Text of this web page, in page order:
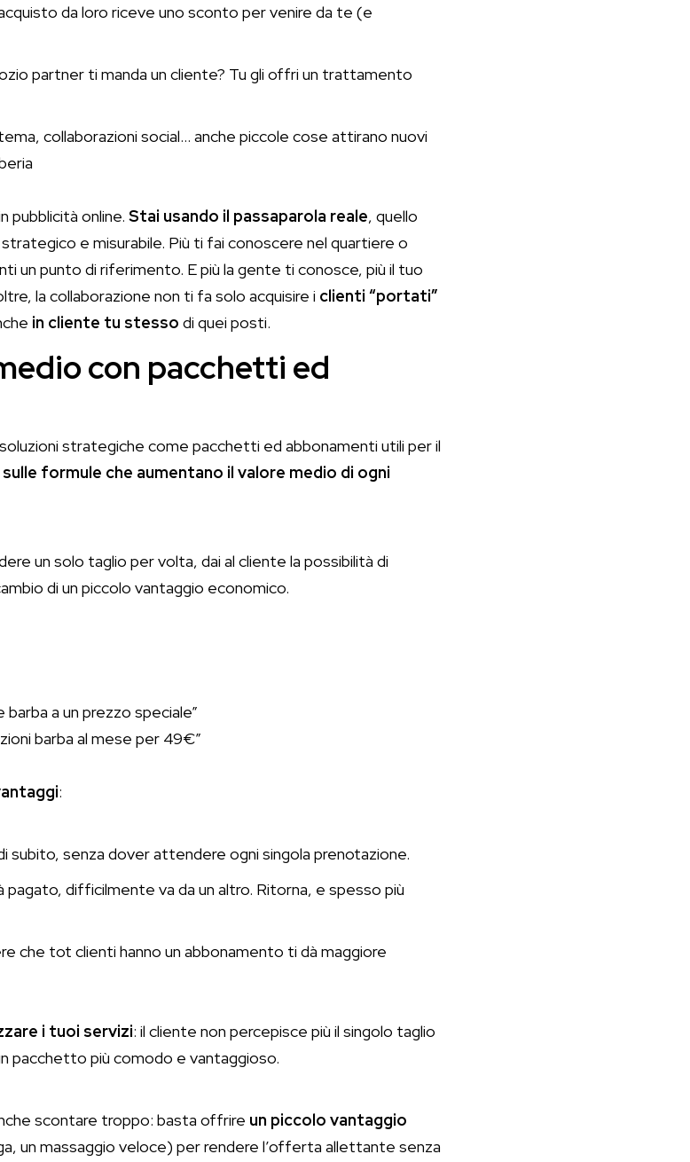
da loro riceve uno sconto per venire da te (e
partner ti manda un cliente? Tu gli offri un trattamento
collaborazioni social… anche piccole cose attirano nuovi
pubblicità online. Stai usando il passaparola reale, quello
e misurabile. Più ti fai conoscere nel quartiere o
un punto di riferimento. E più la gente ti conosce, più il tuo
la collaborazione non ti fa solo acquisire i clienti “portati”
in cliente tu stesso di quei posti.
con pacchetti ed
strategiche come pacchetti ed abbonamenti utili per il
sulle formule che aumentano il valore medio di ogni
un solo taglio per volta, dai al cliente la possibilità di
di un piccolo vantaggio economico.
barba a un prezzo speciale”
barba al mese per 49€”
:
subito, senza dover attendere ogni singola prenotazione.
pagato, difficilmente va da un altro. Ritorna, e spesso più
che tot clienti hanno un abbonamento ti dà maggiore
i tuoi servizi: il cliente non percepisce più il singolo taglio
pacchetto più comodo e vantaggioso.
scontare troppo: basta offrire un piccolo vantaggio
un massaggio veloce) per rendere l’offerta allettante senza